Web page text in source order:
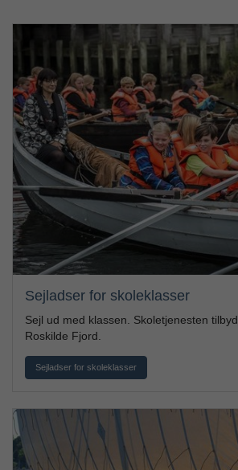
Sejladser for skoleklasser
Sejl ud med klassen. Skoletjenesten
Roskilde Fjord.
Sejladser for skoleklasser